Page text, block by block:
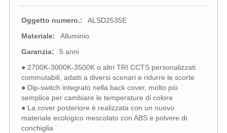
Oggetto numero.:
ALSD2535E
Materiale:
Alluminio
Garanzia:
5 anni
● 2700K-3000K-3500K o altri TRI CCTS personalizzati
commutabili, adatti a diversi scenari e ridurre le scorte
● Dip-switch integrato nella back cover, molto più
semplice per cambiare le temperature di colore
● La cover posteriore è realizzata con un nuovo
materiale ecologico mescolato con ABS e polvere di
conchiglia